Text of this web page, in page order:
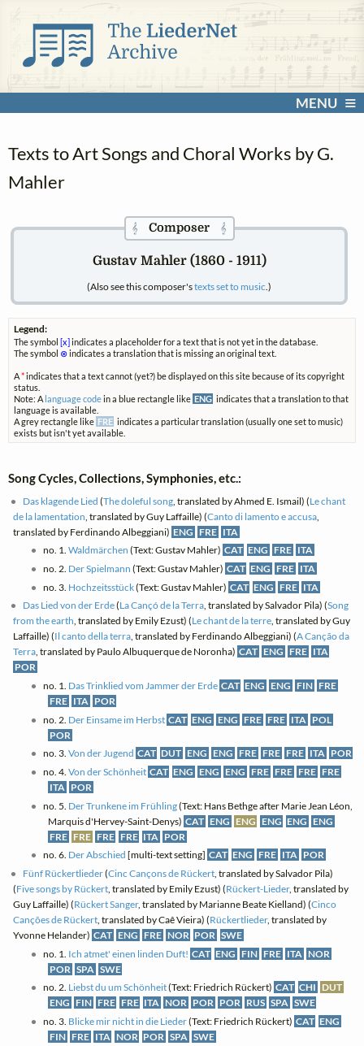
MENU
Texts to Art Songs and Choral Works by G.
Mahler
𝄞Composer 𝄞
Gustav Mahler (1860 - 1911)
(Also see this composer'stexts set to music.)
Legend:
The symbol [x] indicates a placeholder for a text that is not yet in the database.
The symbol ⊗indicates a translation that is missing an original text.
A*indicates that a text cannot (yet?) be displayed on this site because of its copyright
status.
Note: A language codein a blue rectangle like ENG indicates that a translation to that
language is available.
A grey rectangle like FRE indicates a particular translation (usually one set to music)
exists but isn't yet available.
Song Cycles, Collections, Symphonies, etc.:
Das klagende Lied (The doleful song , translated by Ahmed E. Ismail) (Le chant
de la lamentation , translated by Guy Laffaille) (Canto di lamento e accusa
translated by Ferdinando Albeggiani) ENG FRE ITA
no. 1. Waldmärchen (Text: Gustav Mahler) CAT ENG FRE ITA
no. 2. Der Spielmann (Text: Gustav Mahler) CAT ENG FRE ITA
no. 3. Hochzeitsstück(Text: Gustav Mahler) CAT ENG FRE ITA
Das Lied von der Erde(La Cançó de la Terra, translated by Salvador Pila) (Song
from the earth, translated by Emily Ezust) (Le chant de la terre, translated by Guy
Laffaille) (Il canto della terra, translated by Ferdinando Albeggiani) (A Canção da
Terra, translated by Paulo Albuquerque de Noronha) CAT ENG FRE ITA
POR
no. 1. Das Trinklied vom Jammer der Erde CAT ENG ENG FIN FRE
FRE ITA POR
no. 2. Der Einsame im Herbst CAT ENG ENG FRE FRE ITA POL
POR
no. 3. Von der Jugend CAT DUT ENG ENG FRE FRE FRE ITA POR
no. 4. Von der Schönheit CAT ENG ENG ENG FRE FRE FRE FRE
ITA POR
no. 5. Der Trunkene im Frühling(Text: Hans Bethge after Marie Jean Léon,
Marquis d'Hervey-Saint-Denys) CAT ENG ENG ENG ENG ENG
FRE FRE FRE FRE ITA POR
no. 6. Der Abschied [multi-text setting] CAT ENG FRE ITA POR
Fünf Rückertlieder(Cinc Cançons de Rückert , translated by Salvador Pila)
(Five songs by Rückert , translated by Emily Ezust) (Rückert-Lieder, translated by
Guy Laffaille) (Rückert Sanger, translated by Marianne Beate Kielland) (Cinco
Canções de Rückert , translated by Caê Vieira) (Rückertlieder, translated by
Yvonne Helander) CAT ENG FRE NOR POR SWE
no. 1. Ich atmet' einen linden Duft! CAT ENG FIN FRE ITA NOR
POR SPA SWE
no. 2. Liebst du um Schönheit(Text: Friedrich Rückert) CAT CHI DUT
ENG FIN FRE FRE ITA NOR POR POR RUS SPA SWE
no. 3. Blicke mir nicht in die Lieder(Text: Friedrich Rückert) CAT ENG
FIN FRE ITA NOR POR SPA SWE